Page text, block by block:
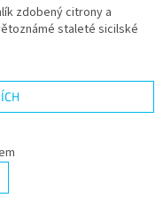
zdobený citrony a
staleté sicilské